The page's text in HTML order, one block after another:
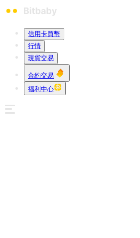
信用卡買幣
行情
現貨交易
合約交易
福利中心